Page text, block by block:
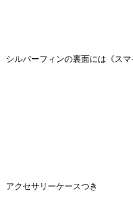
シルバーフィンの裏面には《ス
アクセサリーケースつき